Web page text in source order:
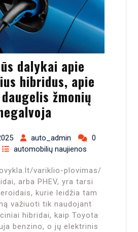
dalykai apie
hibridus, apie
žmonių
auto_admin
0
automobilių naujienos
variklio-plovimas/
arba PHEV, yra tarsi
kurie leidžia tam
važiuoti tik naudojant
hibridai, kaip Toyota
benzino, o jų elektrinis